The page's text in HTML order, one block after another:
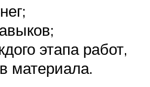
этапа работ,
материала.